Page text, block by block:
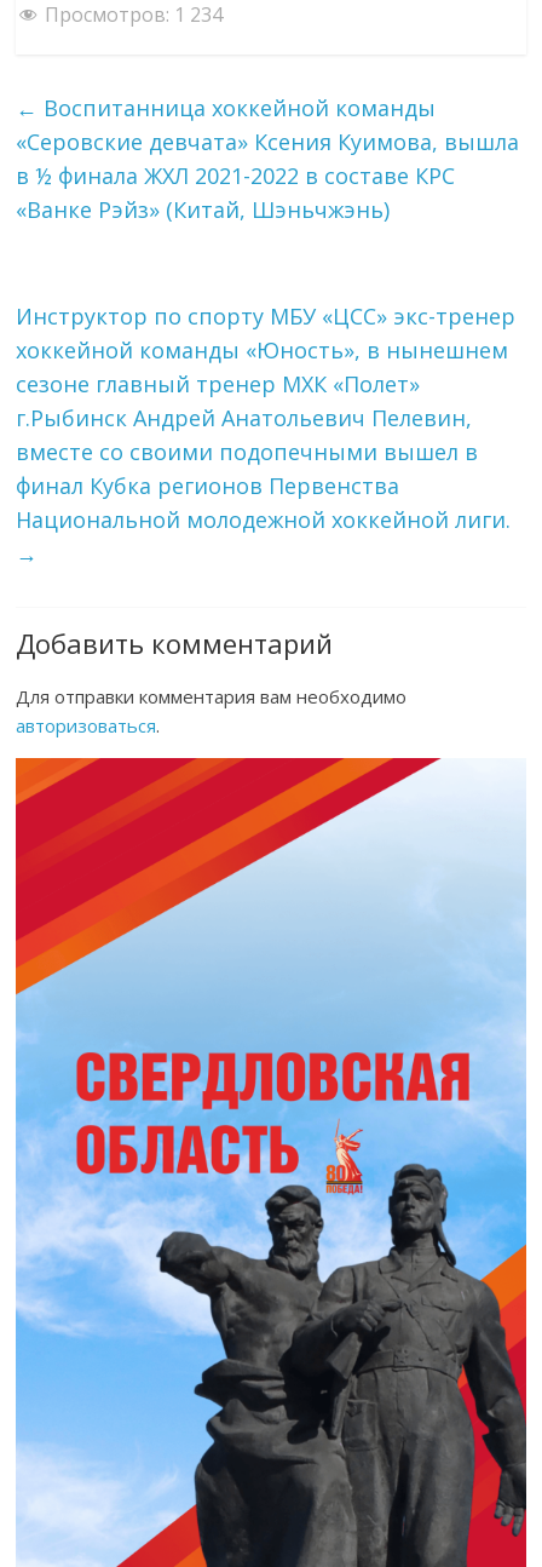
Просмотров: 1 234
← Воспитанница хоккейной команды
«Серовские девчата» Ксения Куимова, вышла
в ½ финала ЖХЛ 2021-2022 в составе КРС
«Ванке Рэйз» (Китай, Шэньчжэнь)
Инструктор по спорту МБУ «ЦСС» экс-тренер
хоккейной команды «Юность», в нынешнем
сезоне главный тренер МХК «Полет»
г.Рыбинск Андрей Анатольевич Пелевин,
вместе со своими подопечными вышел в
финал Кубка регионов Первенства
Национальной молодежной хоккейной лиги.
→
Добавить комментарий
Для отправки комментария вам необходимо
авторизоваться.